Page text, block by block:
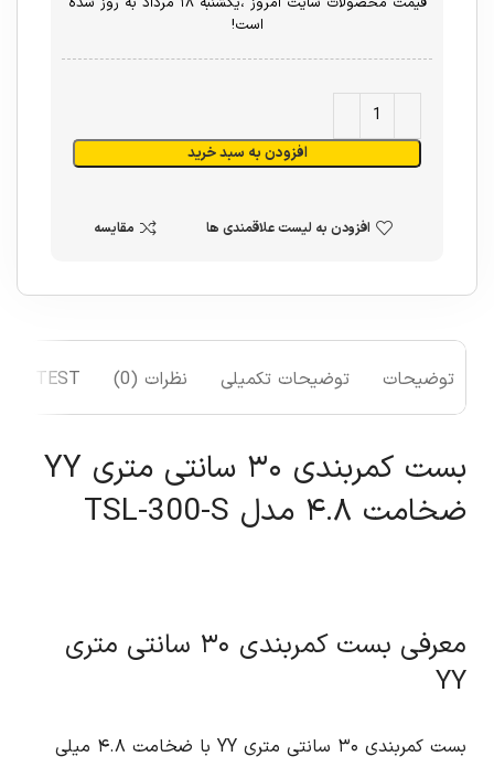
است!
افزودن به سبد خرید
افزودن به لیست علاقمندی ها مقایسه
توضیحات توضیحات تکمیلی نظرات (0) TEST
بست کمربندی ۳۰ سانتی متری YY
ضخامت ۴.۸ مدل TSL-300-S
معرفی بست کمربندی ۳۰ سانتی متری
YY
بست کمربندی ۳۰ سانتی متری YY با ضخامت ۴.۸ میلی